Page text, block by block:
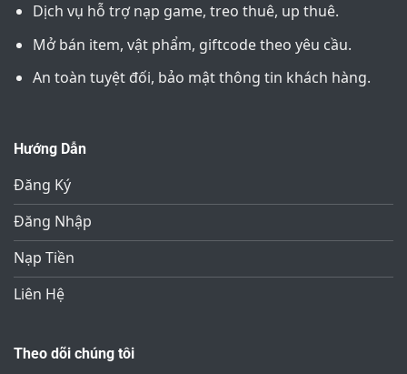
Dịch vụ hỗ trợ nạp game, treo thuê, up thuê.
Mở bán item, vật phẩm, giftcode theo yêu cầu.
An toàn tuyệt đối, bảo mật thông tin khách hàng.
Hướng Dẫn
Đăng Ký
Đăng Nhập
Nạp Tiền
Liên Hệ
Theo dõi chúng tôi